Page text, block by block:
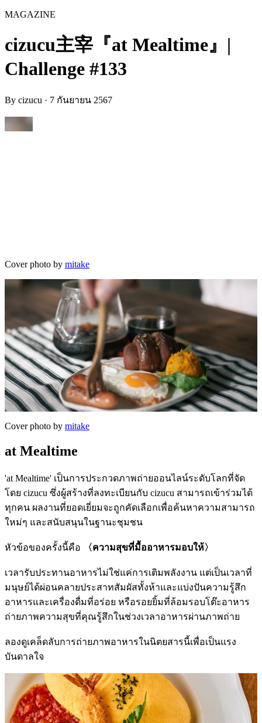
MAGAZINE
cizucu主宰『at Mealtime』|
Challenge #133
By cizucu · 7 กันยายน 2567
Cover photo by mitake
Cover photo by mitake
at Mealtime
'at Mealtime' เป็นการประกวดภาพถ่ายออนไลน์ระดับโลกที่จัด
โดย cizucu ซึ่งผู้สร้างที่ลงทะเบียนกับ cizucu สามารถเข้าร่วมได้
ทุกคน ผลงานที่ยอดเยี่ยมจะถูกคัดเลือกเพื่อค้นหาความสามารถ
ใหม่ๆ และสนับสนุนในฐานะชุมชน
หัวข้อของครั้งนี้คือ 〈ความสุขที่มื้ออาหารมอบให้〉
เวลารับประทานอาหารไม่ใช่แค่การเติมพลังงาน แต่เป็นเวลาที่
มนุษย์ได้ผ่อนคลายประสาทสัมผัสทั้งห้าและแบ่งปันความรู้สึก
อาหารและเครื่องดื่มที่อร่อย หรือรอยยิ้มที่ล้อมรอบโต๊ะอาหาร
ถ่ายภาพความสุขที่คุณรู้สึกในช่วงเวลาอาหารผ่านภาพถ่าย
ลองดูเคล็ดลับการถ่ายภาพอาหารในนิตยสารนี้เพื่อเป็นแรง
บันดาลใจ